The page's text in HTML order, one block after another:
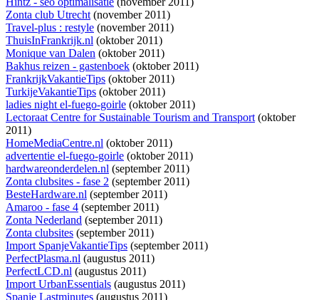
Zonta club Utrecht(november 2011)
Travel-plus : restyle (november 2011)
ThuisInFrankrijk.nl (oktober 2011)
Monique van Dalen (oktober 2011)
Bakhus reizen - gastenboek (oktober 2011)
FrankrijkVakantieTips (oktober 2011)
TurkijeVakantieTips (oktober 2011)
ladies night el-fuego-goirle (oktober 2011)
Lectoraat Centre for Sustainable Tourism and Transport(oktober
2011)
HomeMediaCentre.nl (oktober 2011)
advertentie el-fuego-goirle (oktober 2011)
hardwareonderdelen.nl (september 2011)
Zonta clubsites - fase 2 (september 2011)
BesteHardware.nl (september 2011)
Amaroo - fase 4 (september 2011)
Zonta Nederland (september 2011)
Zonta clubsites (september 2011)
Import SpanjeVakantieTips (september 2011)
PerfectPlasma.nl (augustus 2011)
PerfectLCD.nl (augustus 2011)
Import UrbanEssentials (augustus 2011)
Spanje Lastminutes (augustus 2011)